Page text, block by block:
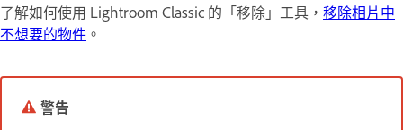
了解如何使用 Lightroom Classic 的「移除」工具， 移除相片中
不想要的物件 。
警告